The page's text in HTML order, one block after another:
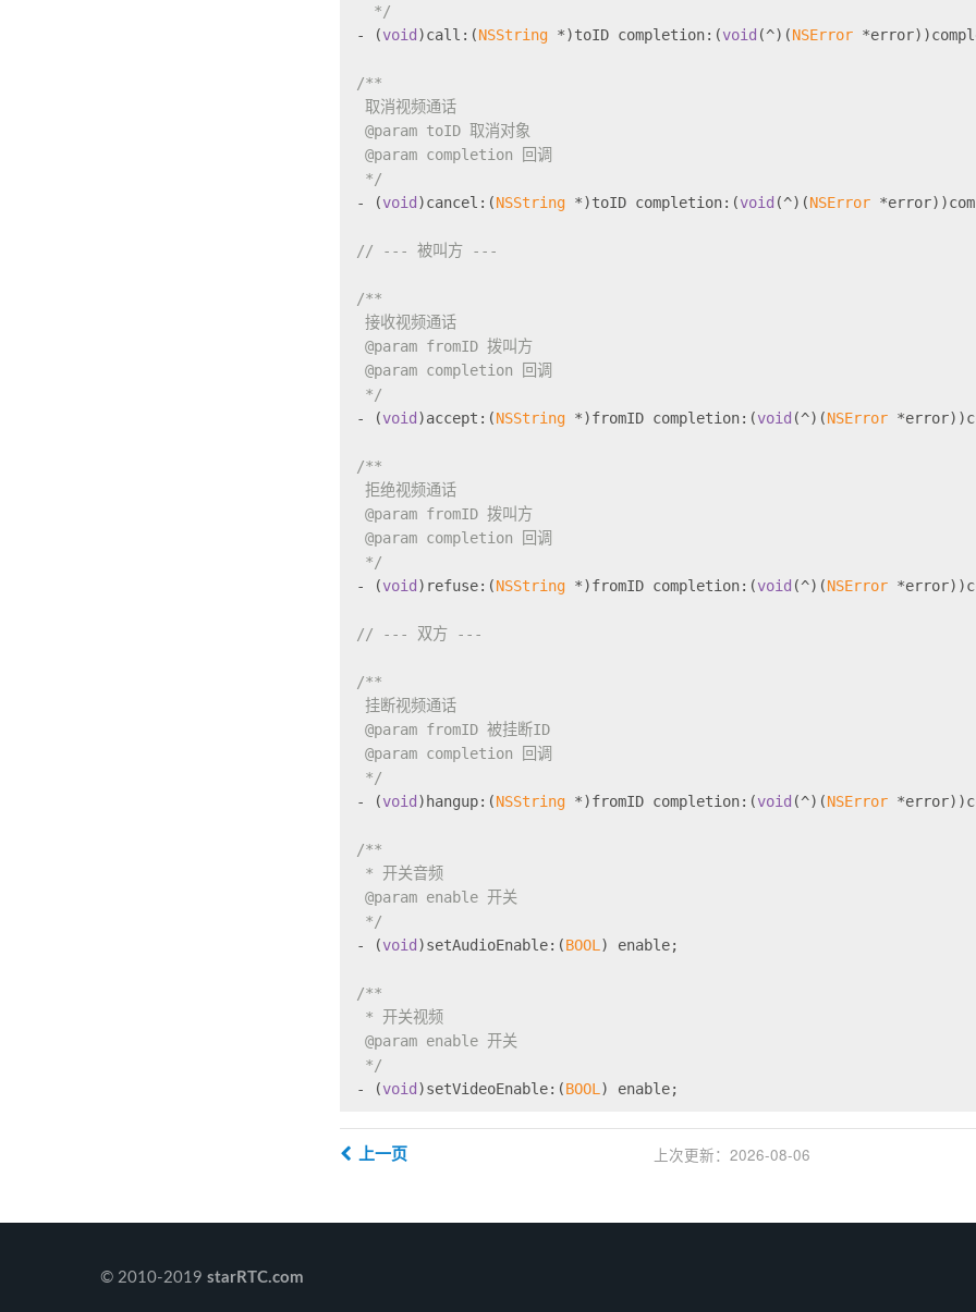
  */
- (void)call:(NSString *)toID completion:(void (^)(NSError
/**
取消视频通话
@param toID 取消对象
@param completion 回调
*/
- (void)cancel:(NSString *)toID completion:(void (^)(NSError
// --- 被叫方 ---
/**
接收视频通话
@param fromID 拨叫方
@param completion 回调
*/
- (void)accept:(NSString *)fromID completion:(void (^)(NSError
/**
拒绝视频通话
@param fromID 拨叫方
@param completion 回调
*/
- (void)refuse:(NSString *)fromID completion:(void (^)(NSError
// --- 双方 ---
/**
挂断视频通话
@param fromID 被挂断ID
@param completion 回调
*/
- (void)hangup:(NSString *)fromID completion:(void (^)(NSError
/**
* 开关音频
@param enable 开关
*/
- (void)setAudioEnable:(BOOL ) enable;
/**
* 开关视频
@param enable 开关
*/
- (void)setVideoEnable:(BOOL ) enable;
上次更新：2026-08-06
上一页
© 2010-2019 starRTC.com